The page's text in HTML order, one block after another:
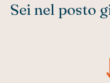
Sei nel posto